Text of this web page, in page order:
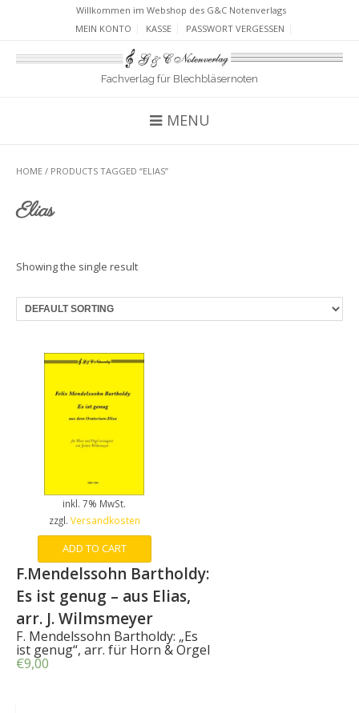
Willkommen im Webshop des G&C Notenverlags
MEIN KONTO
KASSE PASSWORT VERGESSEN
Fachverlag für Blechbläsernoten
MENU
HOME / PRODUCTS TAGGED “ELIAS”
Elias
Showing the single result
inkl. 7% MwSt.
zzgl. Versandkosten
ADD TO CART
F.Mendelssohn Bartholdy:
Es ist genug – aus Elias,
arr. J. Wilmsmeyer
F. Mendelssohn Bartholdy: „Es
ist genug“, arr. für Horn & Orgel
€9,00